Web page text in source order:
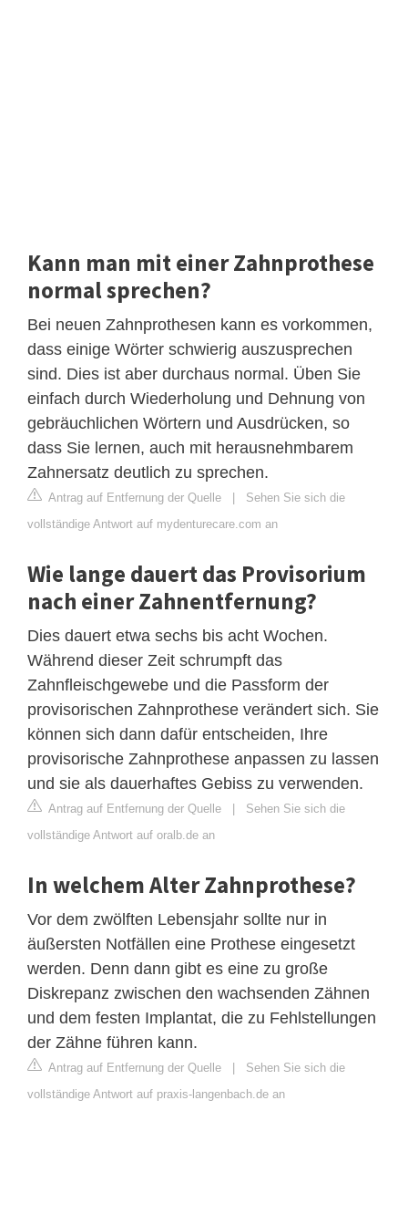
Kann man mit einer Zahnprothese
normal sprechen?
Bei neuen Zahnprothesen kann es vorkommen,
dass einige Wörter schwierig auszusprechen
sind. Dies ist aber durchaus normal. Üben Sie
einfach durch Wiederholung und Dehnung von
gebräuchlichen Wörtern und Ausdrücken, so
dass Sie lernen, auch mit herausnehmbarem
Zahnersatz deutlich zu sprechen.
Antrag auf Entfernung der Quelle | Sehen Sie sich die
vollständige Antwort auf mydenturecare.com an
Wie lange dauert das Provisorium
nach einer Zahnentfernung?
Dies dauert etwa sechs bis acht Wochen.
Während dieser Zeit schrumpft das
Zahnfleischgewebe und die Passform der
provisorischen Zahnprothese verändert sich. Sie
können sich dann dafür entscheiden, Ihre
provisorische Zahnprothese anpassen zu lassen
und sie als dauerhaftes Gebiss zu verwenden.
Antrag auf Entfernung der Quelle | Sehen Sie sich die
vollständige Antwort auf oralb.de an
In welchem Alter Zahnprothese?
Vor dem zwölften Lebensjahr sollte nur in
äußersten Notfällen eine Prothese eingesetzt
werden. Denn dann gibt es eine zu große
Diskrepanz zwischen den wachsenden Zähnen
und dem festen Implantat, die zu Fehlstellungen
der Zähne führen kann.
Antrag auf Entfernung der Quelle | Sehen Sie sich die
vollständige Antwort auf praxis-langenbach.de an